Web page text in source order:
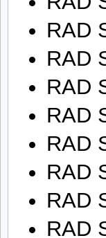
RAD
RAD
RAD
RAD
RAD
RAD
RAD
RAD